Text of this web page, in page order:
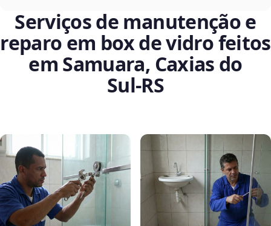
Serviços de manutenção e
reparo em box de vidro feitos
em Samuara, Caxias do
Sul‑RS